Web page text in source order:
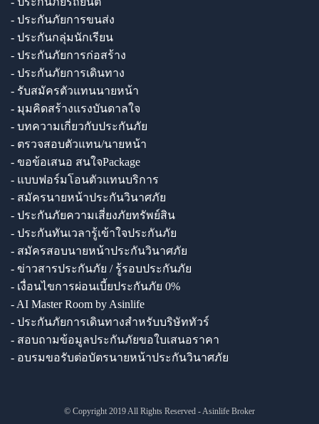
- ประกันภัยการขนส่ง
- ประกันกลุ่มนักเรียน
- ประกันภัยการก่อสร้าง
- ประกันภัยการเดินทาง
- รับสมัครตัวแทนนายหน้า
- มุมคิดสร้างแรงบันดาลใจ
- บทความเกี่ยวกับประกันภัย
- ตรวจสอบตัวแทน/นายหน้า
- ขอข้อเสนอ สนใจPackage
- แบบฟอร์มโอนตัวแทนบริการ
- สมัครนายหน้าประกันวินาศภัย
- ประกันภัยความเสี่ยงภัยทรัพย์สิน
- ประกันทันเวลารู้เข้าใจประกันภัย
- สมัครสอบนายหน้าประกันวินาศภัย
- ข่าวสารประกันภัย / รู้รอบประกันภัย
- เงื่อนไขการผ่อนเบี้ยประกันภัย 0%
- AI Master Room by Asinlife
- ประกันภัยการเดินทางสำหรับบริษัททัวร์
- สอบถามข้อมูลประกันภัยขอใบเสนอราคา
- อบรมขอรับต่อบัตรนายหน้าประกันวินาศภัย
© Copyright 2019 All Rights Reserved - Asinlife Broker